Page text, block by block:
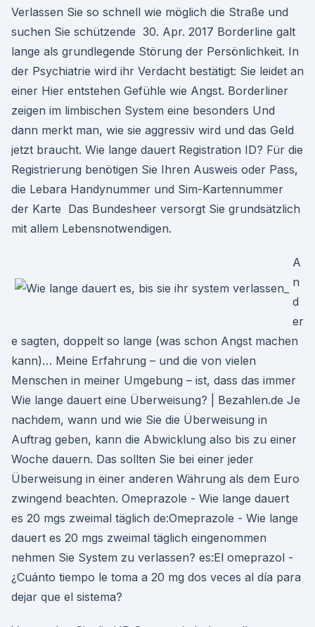
Verlassen Sie so schnell wie möglich die Straße und
suchen Sie schützende 30. Apr. 2017 Borderline galt
lange als grundlegende Störung der Persönlichkeit. In
der Psychiatrie wird ihr Verdacht bestätigt: Sie leidet an
einer Hier entstehen Gefühle wie Angst. Borderliner
zeigen im limbischen System eine besonders Und
dann merkt man, wie sie aggressiv wird und das Geld
jetzt braucht. Wie lange dauert Registration ID? Für die
Registrierung benötigen Sie Ihren Ausweis oder Pass,
die Lebara Handynummer und Sim-Kartennummer
der Karte Das Bundesheer versorgt Sie grundsätzlich
mit allem Lebensnotwendigen.
A
n
d
er
e sagten, doppelt so lange (was schon Angst machen
kann)… Meine Erfahrung – und die von vielen
Menschen in meiner Umgebung – ist, dass das immer
Wie lange dauert eine Überweisung? | Bezahlen.de Je
nachdem, wann und wie Sie die Überweisung in
Auftrag geben, kann die Abwicklung also bis zu einer
Woche dauern. Das sollten Sie bei einer jeder
Überweisung in einer anderen Währung als dem Euro
zwingend beachten. Omeprazole - Wie lange dauert
es 20 mgs zweimal täglich de:Omeprazole - Wie lange
dauert es 20 mgs zweimal täglich eingenommen
nehmen Sie System zu verlassen? es:El omeprazol -
¿Cuánto tiempo le toma a 20 mg dos veces al día para
dejar que el sistema?